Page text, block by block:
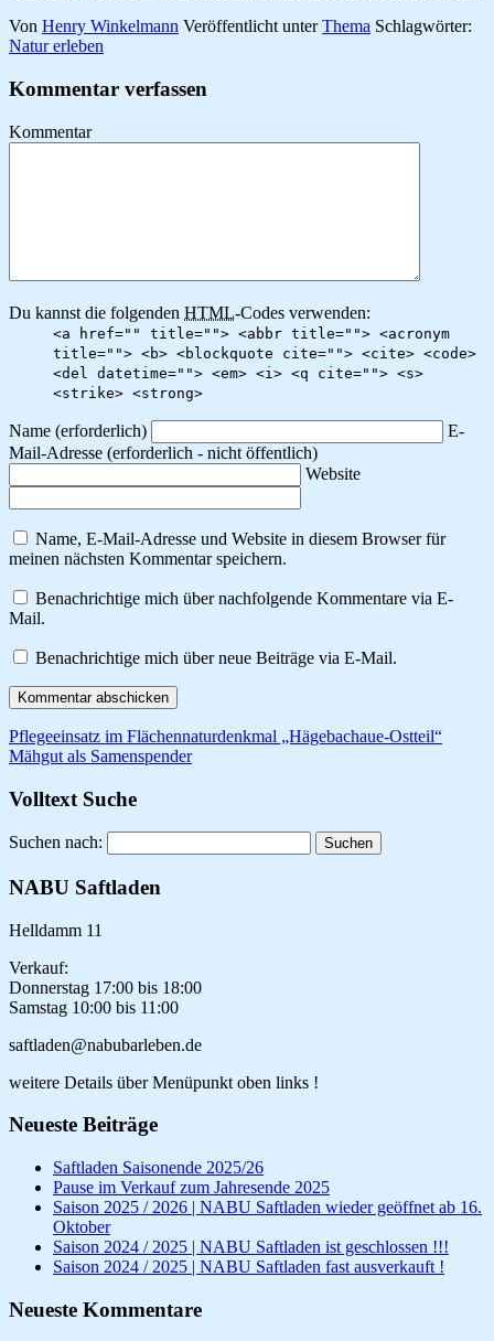
Von Henry Winkelmann Veröffentlicht unter Thema Schlagwörter:
Natur erleben
Kommentar verfassen
Kommentar
Du kannst die folgenden HTML-Codes verwenden:
<a href="" title=""> <abbr title=""> <acronym
title=""> <b> <blockquote cite=""> <cite> <code>
<del datetime=""> <em> <i> <q cite=""> <s>
<strike> <strong>
Name (erforderlich)
E-
Mail-Adresse (erforderlich - nicht öffentlich)
Website
Name, E-Mail-Adresse und Website in diesem Browser für
meinen nächsten Kommentar speichern.
Benachrichtige mich über nachfolgende Kommentare via E-
Mail.
Benachrichtige mich über neue Beiträge via E-Mail.
Pflegeeinsatz im Flächennaturdenkmal „Hägebachaue-Ostteil“
Mähgut als Samenspender
Volltext Suche
Suchen nach:
NABU Saftladen
Helldamm 11
Verkauf:
Donnerstag 17:00 bis 18:00
Samstag 10:00 bis 11:00
saftladen@nabubarleben.de
weitere Details über Menüpunkt oben links !
Neueste Beiträge
Saftladen Saisonende 2025/26
Pause im Verkauf zum Jahresende 2025
Saison 2025 / 2026 | NABU Saftladen wieder geöffnet ab 16.
Oktober
Saison 2024 / 2025 | NABU Saftladen ist geschlossen !!!
Saison 2024 / 2025 | NABU Saftladen fast ausverkauft !
Neueste Kommentare